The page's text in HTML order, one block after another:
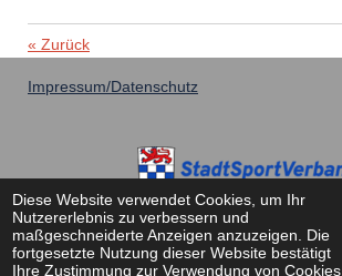
Diese Website verwendet Cookies, um Ihr
Nutzererlebnis zu verbessern und
maßgeschneiderte Anzeigen anzuzeigen. Die
fortgesetzte Nutzung dieser Website bestätigt
Ihre Zustimmung zur Verwendung von Cookies.
« Zurück
Impressum/Datenschutz
© 2022 - 2026 SSG-StAugustin
Mit Unterstützung vonWebador